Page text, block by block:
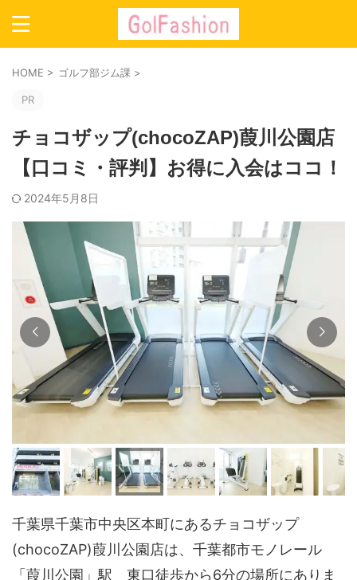
HOME > ゴルフ部ジム課 >
PR
チョコザップ(chocoZAP)葭川公園店
【口コミ・評判】お得に入会はココ！
2024年5月8日
千葉県千葉市中央区本町にあるチョコザップ
(chocoZAP)葭川公園店は、千葉都市モノレール
「葭川公園」駅 東口徒歩から6分の場所にありま